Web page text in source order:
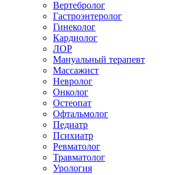
Вертебролог
Гастроэнтеролог
Гинеколог
Кардиолог
ЛОР
Мануальный терапевт
Массажист
Невролог
Онколог
Остеопат
Офтальмолог
Педиатр
Психиатр
Ревматолог
Травматолог
Урология